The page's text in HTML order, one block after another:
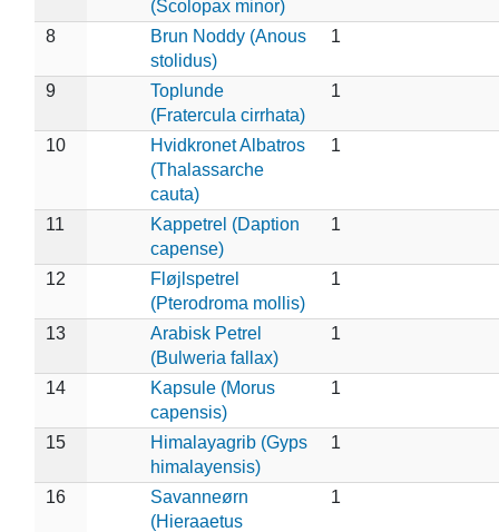
(Scolopax minor)
8
Brun Noddy (Anous
stolidus)
1
9
Toplunde
(Fratercula cirrhata)
1
10
Hvidkronet Albatros
(Thalassarche
cauta)
1
11
Kappetrel (Daption
capense)
1
12
Fløjlspetrel
(Pterodroma mollis)
1
13
Arabisk Petrel
(Bulweria fallax)
1
14
Kapsule (Morus
capensis)
1
15
Himalayagrib (Gyps
himalayensis)
1
16
Savanneørn
(Hieraaetus
1